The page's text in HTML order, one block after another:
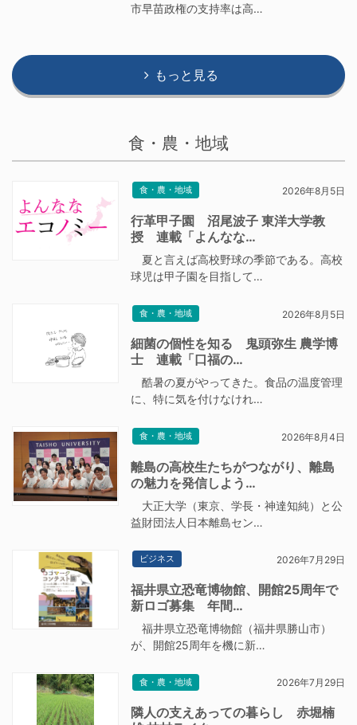
市早苗政権の支持率は高…
もっと見る
食・農・地域
食・農・地域 2026年8月5日
行革甲子園 沼尾波子 東洋大学教
授 連載「よんなな…
夏と言えば高校野球の季節である。高校
球児は甲子園を目指して…
食・農・地域 2026年8月5日
細菌の個性を知る 鬼頭弥生 農学博
士 連載「口福の…
酷暑の夏がやってきた。食品の温度管理
に、特に気を付けなけれ…
食・農・地域 2026年8月4日
離島の高校生たちがつながり、離島
の魅力を発信しよう…
大正大学（東京、学長・神達知純）と公
益財団法人日本離島セン…
ビジネス 2026年7月29日
福井県立恐竜博物館、開館25周年で
新ロゴ募集 年間…
福井県立恐竜博物館（福井県勝山市）
が、開館25周年を機に新…
食・農・地域 2026年7月29日
隣人の支えあっての暮らし 赤堀楠